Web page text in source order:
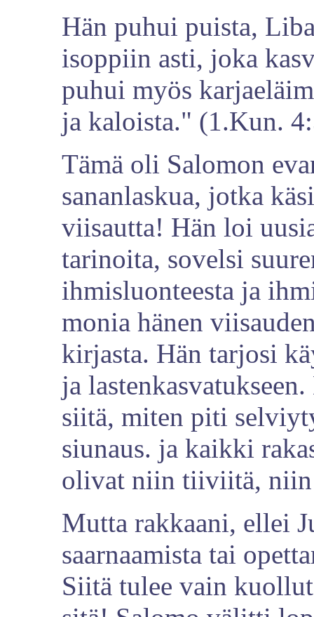
Hän puhui puista,
isoppiin asti, joka
puhui myös
ja kaloista." (1.Kun.
Tämä oli Salomon
sananlaskua, jotka
viisautta! Hän loi
tarinoita, sovelsi
ihmisluonteesta ja
monia hänen
kirjasta. Hän tarjosi
ja
siitä, miten piti
siunaus. ja kaikki
olivat niin tiiviitä, niin
Mutta rakkaani, ellei
saarnaamista tai
Siitä tulee vain